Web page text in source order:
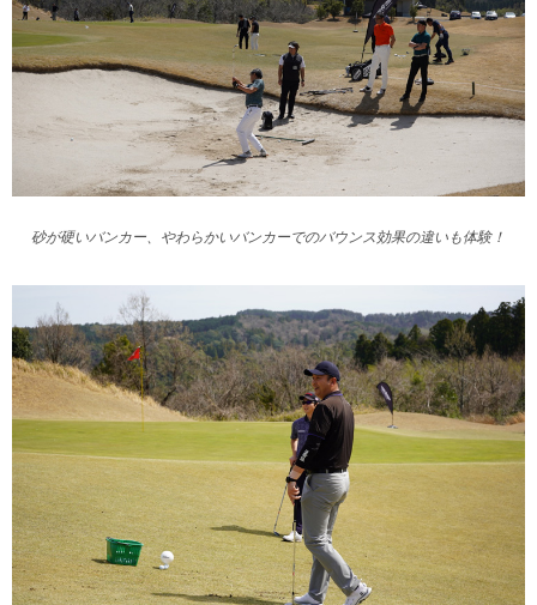
砂が硬いバンカー、やわらかいバンカーでのバウンス効果の違いも体験！